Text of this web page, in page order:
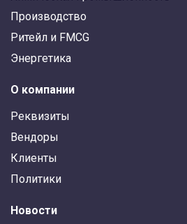
Производство
Ритейл и FMCG
Энергетика
О компании
Реквизиты
Вендоры
Клиенты
Политики
Новости